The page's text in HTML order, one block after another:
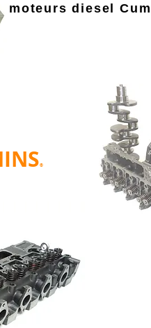
moteurs diesel
®